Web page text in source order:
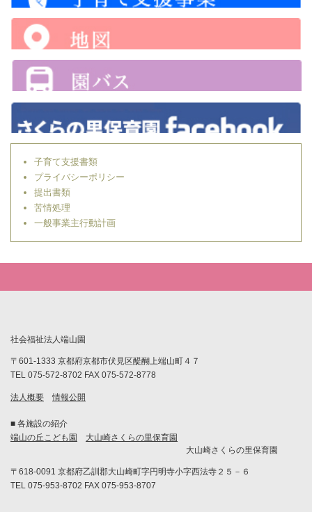
子育て支援書類
プライバシーポリシー
提出書類
苦情処理
一般事業主行動計画
社会福祉法人端山園
〒601-1333 京都府京都市伏見区醍醐上端山町４７
TEL 075-572-8702 FAX 075-572-8778
法人概要 情報公開
■ 各施設の紹介
端山の丘こども園
大山崎さくらの里保育園
大山崎さくらの里保育園
〒618-0091 京都府乙訓郡大山崎町字円明寺小字西法寺２５－６
TEL 075-953-8702 FAX 075-953-8707